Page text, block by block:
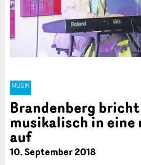
MUSIK
Brandenberg bricht
musikalisch in eine
auf
10. September 2018